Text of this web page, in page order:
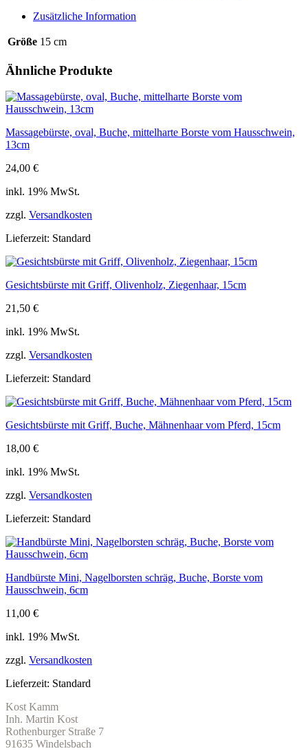
15cm
Menge
Zusätzliche Information
Größe 15 cm
Ähnliche Produkte
Massagebürste, oval, Buche, mittelharte Borste vom Hausschwein,
13cm
24,00 €
inkl. 19% MwSt.
zzgl. Versandkosten
Lieferzeit: Standard
Gesichtsbürste mit Griff, Olivenholz, Ziegenhaar, 15cm
21,50 €
inkl. 19% MwSt.
zzgl. Versandkosten
Lieferzeit: Standard
Gesichtsbürste mit Griff, Buche, Mähnenhaar vom Pferd, 15cm
18,00 €
inkl. 19% MwSt.
zzgl. Versandkosten
Lieferzeit: Standard
Handbürste Mini, Nagelborsten schräg, Buche, Borste vom
Hausschwein, 6cm
11,00 €
inkl. 19% MwSt.
zzgl. Versandkosten
Lieferzeit: Standard
Kost Kamm
Inh. Martin Kost
Rothenburger Straße 7
91635 Windelsbach